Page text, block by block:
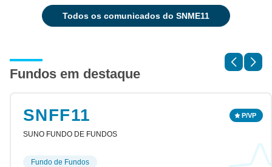
todos os comunicados do SNME11
Fundos em destaque
SNFF11
SUNO FUNDO DE FUNDOS
Fundo de Fundos